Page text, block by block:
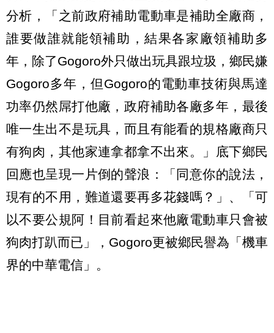
分析，「之前政府補助電動車是補助全廠商，
誰要做誰就能領補助，結果各家廠領補助多
年，除了Gogoro外只做出玩具跟垃圾，鄉民嫌
Gogoro多年，但Gogoro的電動車技術與馬達
功率仍然屌打他廠，政府補助各廠多年，最後
唯一生出不是玩具，而且有能看的規格廠商只
有狗肉，其他家連拿都拿不出來。」底下鄉民
回應也呈現一片倒的聲浪：「同意你的說法，
現有的不用，難道還要再多花錢嗎？」、「可
以不要公規阿！目前看起來他廠電動車只會被
狗肉打趴而已」，Gogoro更被鄉民譽為「機車
界的中華電信」。